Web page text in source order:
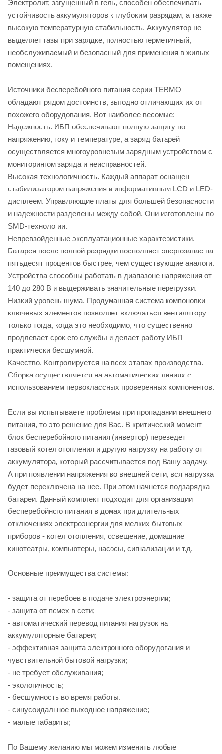
Электролит, загущенный в гель, способен обеспечивать
устойчивость аккумуляторов к глубоким разрядам, а также
высокую температурную стабильность. Аккумулятор не
выделяет газы при зарядке, полностью герметичный,
необслуживаемый и безопасный для применения в жилых
помещениях.
Источники бесперебойного питания серии TERMO
обладают рядом достоинств, выгодно отличающих их от
похожего оборудования. Вот наиболее весомые:
Надежность. ИБП обеспечивают полную защиту по
напряжению, току и температуре, а заряд батарей
осуществляется многоуровневым зарядным устройством с
мониторингом заряда и неисправностей.
Высокая технологичность. Каждый аппарат оснащен
стабилизатором напряжения и информативным LCD и LED-
дисплеем. Управляющие платы для большей безопасности
и надежности разделены между собой. Они изготовлены по
SMD-технологии.
Непревзойденные эксплуатационные характеристики.
Батарея после полной разрядки восполняет энергозапас на
пятьдесят процентов быстрее, чем существующие аналоги.
Устройства способны работать в диапазоне напряжения от
140 до 280 В и выдерживать значительные перегрузки.
Низкий уровень шума. Продуманная система компоновки
ключевых элементов позволяет включаться вентилятору
только тогда, когда это необходимо, что существенно
продлевает срок его службы и делает работу ИБП
практически бесшумной.
Качество. Контролируется на всех этапах производства.
Сборка осуществляется на автоматических линиях с
использованием первоклассных проверенных компонентов.
Если вы испытываете проблемы при пропадании внешнего
питания, то это решение для Вас. В критический момент
блок бесперебойного питания (инвертор) переведет
газовый котел отопления и другую нагрузку на работу от
аккумулятора, который рассчитывается под Вашу задачу.
А при появлении напряжения во внешней сети, вся нагрузка
будет переключена на нее. При этом начнется подзарядка
батареи. Данный комплект подходит для организации
бесперебойного питания в домах при длительных
отключениях электроэнергии для мелких бытовых
приборов - котел отопления, освещение, домашние
кинотеатры, компьютеры, насосы, сигнализации и т.д.
Основные преимущества системы:
- защита от перебоев в подаче электроэнергии;
- защита от помех в сети;
- автоматический перевод питания нагрузок на
аккумуляторные батареи;
- эффективная защита электронного оборудования и
чувствительной бытовой нагрузки;
- не требует обслуживания;
- экологичность;
- бесшумность во время работы.
- синусоидальное выходное напряжение;
- малые габариты;
По Вашему желанию мы можем изменить любые